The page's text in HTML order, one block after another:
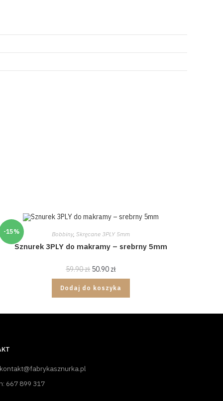
-15% Bobbiny,Skręcane 3PLY 5mm
Sznurek 3PLY do makramy – srebrny 5mm
59.90zł 50.90 zł
Dodaj do koszyka
667 899 317